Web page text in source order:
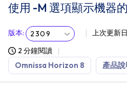
使用 -M 選項顯示機器
版本: 2309 上次更新
2 分鐘閱讀
Omnissa Horizon 8 產品